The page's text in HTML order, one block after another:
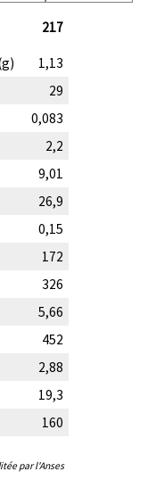
217
1,13
29
0,083
2,2
9,01
26,9
0,15
172
326
5,66
452
2,88
19,3
160
par l'Anses